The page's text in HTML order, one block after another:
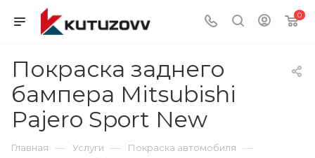
0
Покраска заднего
бампера Mitsubishi
Pajero Sport New
Главная — Услуги — Покраска автомобиля —